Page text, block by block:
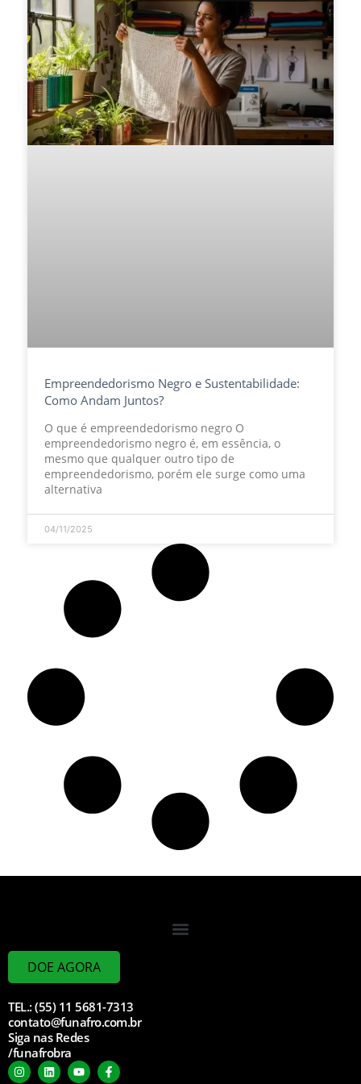
Empreendedorismo Negro e Sustentabilidade:
Como Andam Juntos?
O que é empreendedorismo negro O
empreendedorismo negro é, em essência, o
mesmo que qualquer outro tipo de
empreendedorismo, porém ele surge como uma
alternativa
04/11/2025
DOE AGORA
TEL.: (55) 11 5681-7313
contato@funafro.com.br
Siga nas Redes
/funafrobra
I
n
L
i
Y
o
F
a